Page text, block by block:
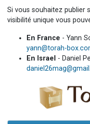
Si vous souhaitez publier
visibilité unique vous
En France - Yann
yann@torah-
En Israel - Daniel